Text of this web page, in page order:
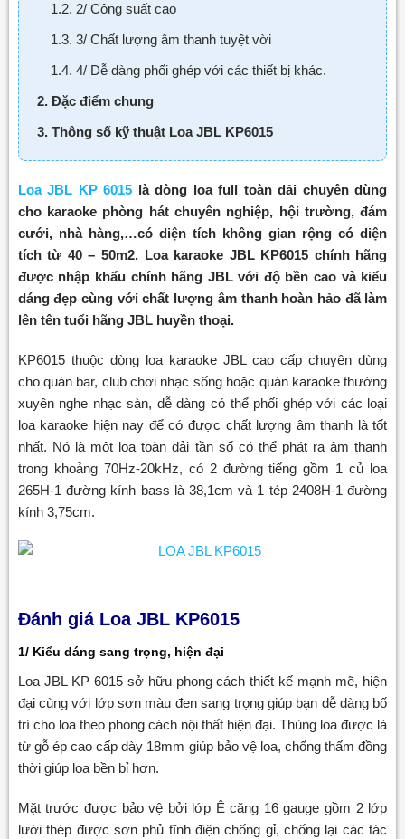
1.2. 2/ Công suất cao
1.3. 3/ Chất lượng âm thanh tuyệt vời
1.4. 4/ Dễ dàng phối ghép với các thiết bị khác.
2. Đặc điểm chung
3. Thông số kỹ thuật Loa JBL KP6015
Loa JBL KP 6015 là dòng loa full toàn dải chuyên dùng
cho karaoke phòng hát chuyên nghiệp, hội trường, đám
cưới, nhà hàng,…có diện tích không gian rộng có diện
tích từ 40 – 50m2. Loa karaoke JBL KP6015 chính hãng
được nhập khẩu chính hãng JBL với độ bền cao và kiểu
dáng đẹp cùng với chất lượng âm thanh hoàn hảo đã làm
lên tên tuổi hãng JBL huyền thoại.
KP6015 thuộc dòng loa karaoke JBL cao cấp chuyên dùng
cho quán bar, club chơi nhạc sống hoặc quán karaoke thường
xuyên nghe nhạc sàn, dễ dàng có thể phối ghép với các loại
loa karaoke hiện nay để có được chất lượng âm thanh là tốt
nhất. Nó là một loa toàn dải tần số có thể phát ra âm thanh
trong khoảng 70Hz-20kHz, có 2 đường tiếng gồm 1 củ loa
265H-1 đường kính bass là 38,1cm và 1 tép 2408H-1 đường
kính 3,75cm.
Đánh giá Loa JBL KP6015
1/ Kiểu dáng sang trọng, hiện đại
Loa JBL KP 6015 sở hữu phong cách thiết kế mạnh mẽ, hiện
đại cùng với lớp sơn màu đen sang trọng giúp bạn dễ dàng bố
trí cho loa theo phong cách nội thất hiện đại. Thùng loa được là
từ gỗ ép cao cấp dày 18mm giúp bảo vệ loa, chống thấm đồng
thời giúp loa bền bỉ hơn.
Mặt trước được bảo vệ bởi lớp Ê căng 16 gauge gồm 2 lớp
lưới thép được sơn phủ tĩnh điện chống gỉ, chống lại các tác